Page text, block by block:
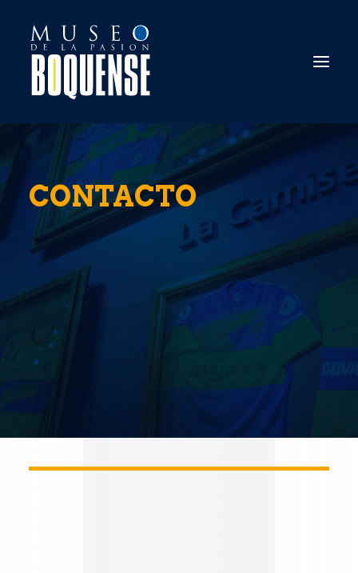
EL MUSEO
INFORMACIÓN ÚTIL
ESTADIO TOUR
ENTRADAS ONLINE
CONTACTO
CONTACTO